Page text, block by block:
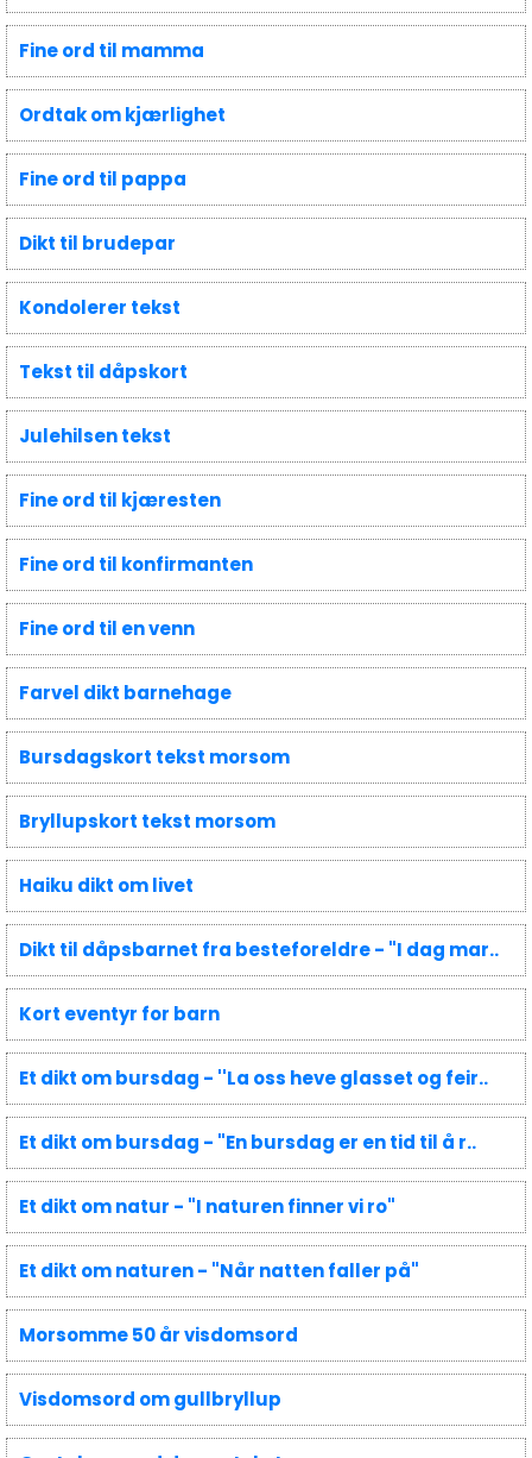
Fine ord til mamma
Ordtak om kjærlighet
Fine ord til pappa
Dikt til brudepar
Kondolerer tekst
Tekst til dåpskort
Julehilsen tekst
Fine ord til kjæresten
Fine ord til konfirmanten
Fine ord til en venn
Farvel dikt barnehage
Bursdagskort tekst morsom
Bryllupskort tekst morsom
Haiku dikt om livet
Dikt til dåpsbarnet fra besteforeldre - "I dag mar..
Kort eventyr for barn
Et dikt om bursdag - ''La oss heve glasset og feir..
Et dikt om bursdag - "En bursdag er en tid til å r..
Et dikt om natur - "I naturen finner vi ro"
Et dikt om naturen - "Når natten faller på"
Morsomme 50 år visdomsord
Visdomsord om gullbryllup